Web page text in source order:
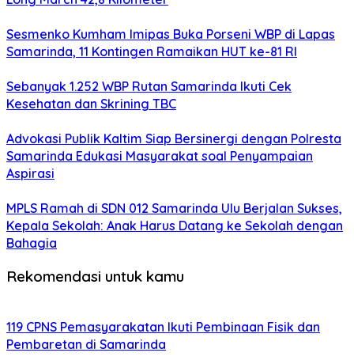
Sesmenko Kumham Imipas Buka Porseni WBP di Lapas
Samarinda, 11 Kontingen Ramaikan HUT ke-81 RI
Sebanyak 1.252 WBP Rutan Samarinda Ikuti Cek
Kesehatan dan Skrining TBC
Advokasi Publik Kaltim Siap Bersinergi dengan Polresta
Samarinda Edukasi Masyarakat soal Penyampaian
Aspirasi
MPLS Ramah di SDN 012 Samarinda Ulu Berjalan Sukses,
Kepala Sekolah: Anak Harus Datang ke Sekolah dengan
Bahagia
Rekomendasi untuk kamu
119 CPNS Pemasyarakatan Ikuti Pembinaan Fisik dan
Pembaretan di Samarinda